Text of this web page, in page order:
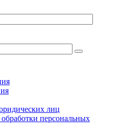
лиц
персональных